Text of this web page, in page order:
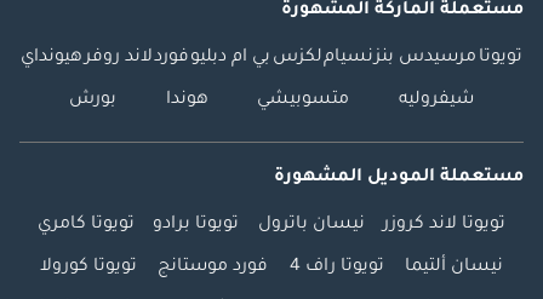
مستعملة الماركة المشهورة
تويوتا مرسيدس بنزنسياملكزس بي ام دبليوفوردلاند روفرهيونداي
شيفروليه متسوبيشي هوندا بورش
مستعملة الموديل المشهورة
تويوتا لاند كروزر نيسان باترول تويوتا برادو تويوتا كامري
نيسان ألتيما تويوتا راف 4 فورد موستانج تويوتا كورولا